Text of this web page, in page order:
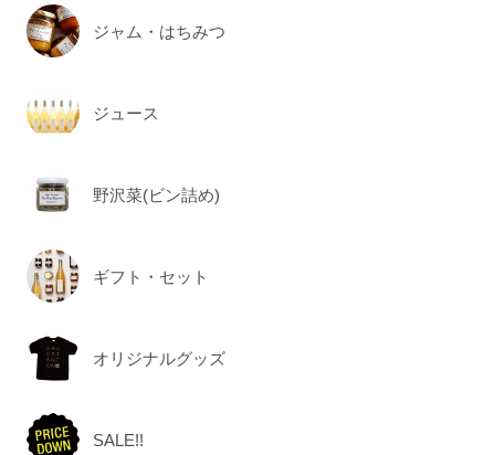
ジャム・はちみつ
ジュース
野沢菜(ビン詰め)
ギフト・セット
オリジナルグッズ
SALE!!